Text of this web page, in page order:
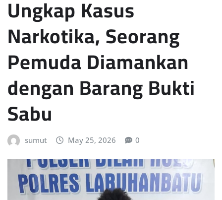
Ungkap Kasus
Narkotika, Seorang
Pemuda Diamankan
dengan Barang Bukti
Sabu
sumut May 25, 2026 0